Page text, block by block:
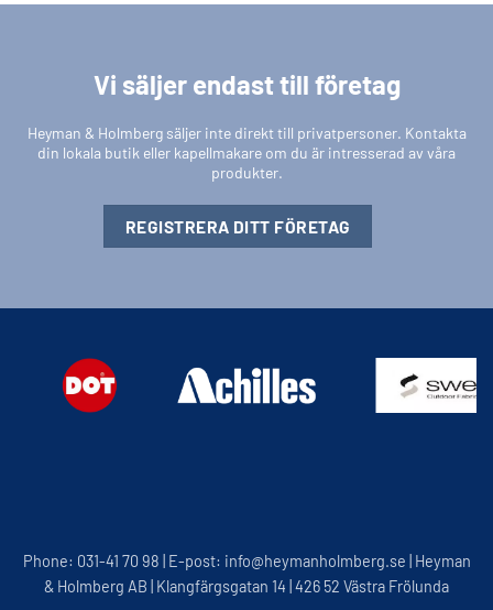
Vi säljer endast till företag
Heyman & Holmberg säljer inte direkt till privatpersoner. Kontakta
din lokala butik eller kapellmakare om du är intresserad av våra
produkter.
REGISTRERA DITT FÖRETAG
Phone: 031-41 70 98 | E-post: info@heymanholmberg.se | Heyman
& Holmberg AB | Klangfärgsgatan 14 | 426 52 Västra Frölunda